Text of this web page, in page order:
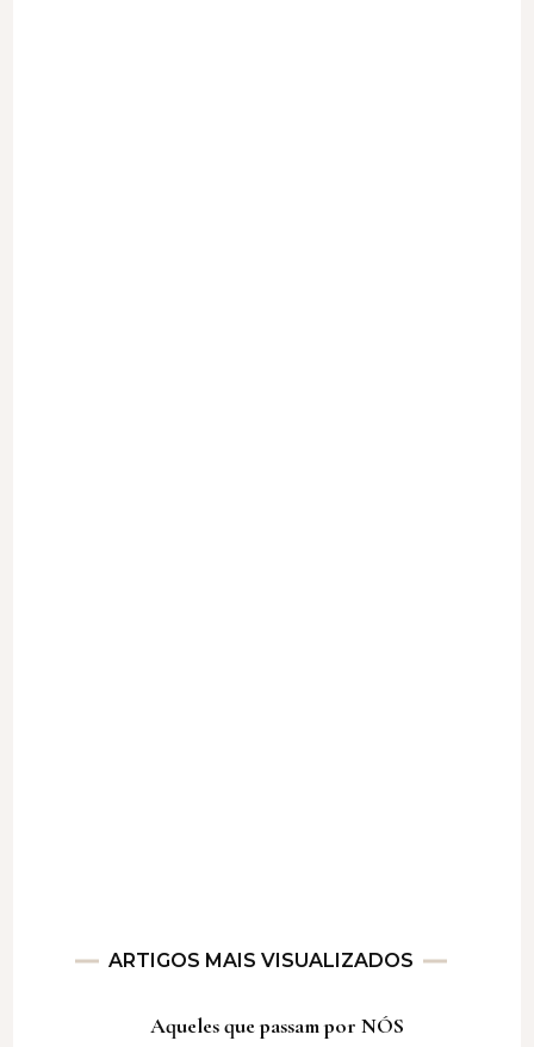
ARTIGOS MAIS VISUALIZADOS
Aqueles que passam por NÓS